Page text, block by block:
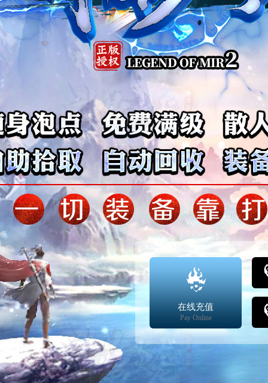
在线充值
Pay Online